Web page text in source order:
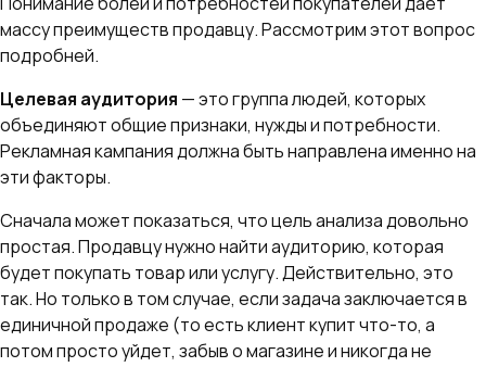
массу преимуществ продавцу. Рассмотрим этот вопрос
подробней.
Целевая аудитория — это группа людей, которых
объединяют общие признаки, нужды и потребности.
Рекламная кампания должна быть направлена именно на
эти факторы.
Сначала может показаться, что цель анализа довольно
простая. Продавцу нужно найти аудиторию, которая
будет покупать товар или услугу. Действительно, это
так. Но только в том случае, если задача заключается в
единичной продаже (то есть клиент купит что-то, а
потом просто уйдет, забыв о магазине и никогда не